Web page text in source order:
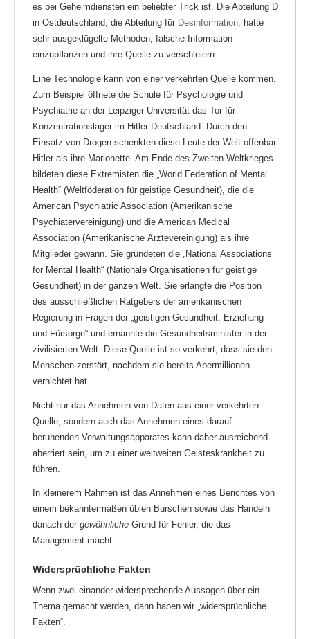
es bei Geheimdiensten ein beliebter Trick ist. Die Abteilung D
in Ostdeutschland, die Abteilung für Desinformation , hatte
sehr ausgeklügelte Methoden, falsche Information
einzupflanzen und ihre Quelle zu verschleiern.
Eine Technologie kann von einer verkehrten Quelle kommen.
Zum Beispiel öffnete die Schule für Psychologie und
Psychiatrie an der Leipziger Universität das Tor für
Konzentrationslager im Hitler-Deutschland. Durch den
Einsatz von Drogen schenkten diese Leute der Welt offenbar
Hitler als ihre Marionette. Am Ende des Zweiten Weltkrieges
bildeten diese Extremisten die „World Federation of Mental
Health“ (Weltföderation für geistige Gesundheit), die die
American Psychiatric Association (Amerikanische
Psychiatervereinigung) und die American Medical
Association (Amerikanische Ärztevereinigung) als ihre
Mitglieder gewann. Sie gründeten die „National Associations
for Mental Health“ (Nationale Organisationen für geistige
Gesundheit) in der ganzen Welt. Sie erlangte die Position
des ausschließlichen Ratgebers der amerikanischen
Regierung in Fragen der „geistigen Gesundheit, Erziehung
und Fürsorge“ und ernannte die Gesundheitsminister in der
zivilisierten Welt. Diese Quelle ist so verkehrt, dass sie den
Menschen zerstört, nachdem sie bereits Abermillionen
vernichtet hat.
Nicht nur das Annehmen von Daten aus einer verkehrten
Quelle, sondern auch das Annehmen eines darauf
beruhenden Verwaltungsapparates kann daher ausreichend
aberriert sein, um zu einer weltweiten Geisteskrankheit zu
führen.
In kleinerem Rahmen ist das Annehmen eines Berichtes von
einem bekanntermaßen üblen Burschen sowie das Handeln
danach der gewöhnliche Grund für Fehler, die das
Management macht.
Widersprüchliche Fakten
Wenn zwei einander widersprechende Aussagen über ein
Thema gemacht werden, dann haben wir „widersprüchliche
Fakten“.